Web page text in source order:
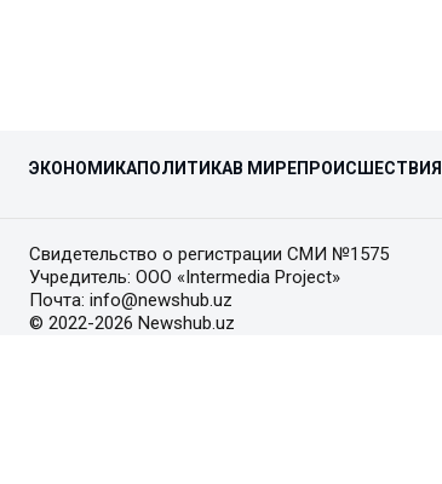
ЭКОНОМИКАПОЛИТИКАВ МИРЕПРОИСШЕСТВИЯ
Свидетельство о регистрации СМИ №1575
Учредитель: ООО «Intermedia Project»
Почта: info@newshub.uz
© 2022-2026 Newshub.uz